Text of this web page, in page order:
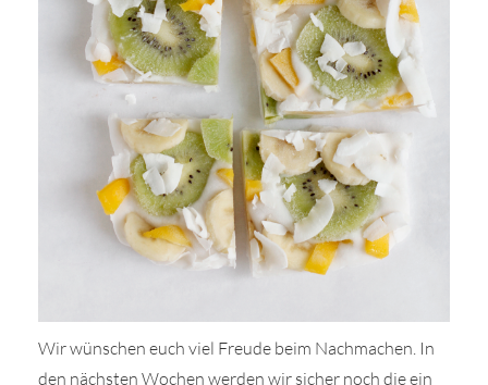
Wir wünschen euch viel Freude beim Nachmachen. In
den nächsten Wochen werden wir sicher noch die ein